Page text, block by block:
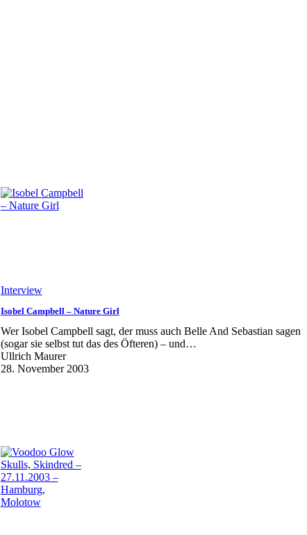
Interview
Isobel Campbell – Nature Girl
Wer Isobel Campbell sagt, der muss auch Belle And Sebastian sagen
(sogar sie selbst tut das des Öfteren) – und…
Ullrich Maurer
28. November 2003